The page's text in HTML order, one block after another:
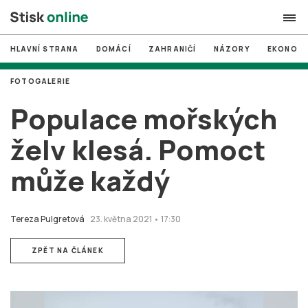
search
# MUNI
# Brno
# volby
login PŘIHLÁSIT SE
Založit nový účet
HLAVNÍ STRANA DOMÁCÍ ZAHRANIČÍ NÁZORY
Populace mořských
želv klesá. Pomoct
může každý
Tereza Pulgretová 23. května 2021 • 17:30
FOTOGALERIE
ZPĚT NA ČLÁNEK